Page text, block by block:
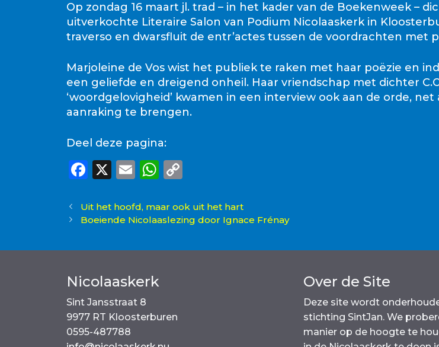
Op zondag 16 maart jl. trad – in het kader van de Boekenweek –
uitverkochte Literaire Salon van Podium Nicolaaskerk in
traverso en dwarsfluit de entr’actes tussen de voordrachten met
Marjoleine de Vos wist het publiek te raken met haar poëzie en
een geliefde en dreigend onheil. Haar vriendschap met dichter
‘woordgelovigheid’ kwamen in een interview ook aan de orde,
aanraking te brengen.
Deel deze pagina:
F
c
e
b
o
k
X
E
ai
l
W
a
ts
A
p
p
y
Li
Uit het hoofd, maar ook uit het hart
Boeiende Nicolaaslezing door Ignace Frénay
Nicolaaskerk
Sint Jansstraat 8
9977 RT Kloosterburen
0595-487788
Over de Site
Deze site wordt
stichting SintJan. We
manier op de hoogte te